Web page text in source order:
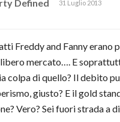
Defined 31 Luglio 2013
Freddy and Fanny erano
mercato…. E
colpa di quello? Il debito
giusto? E il gold
Vero? Sei fuori strada a